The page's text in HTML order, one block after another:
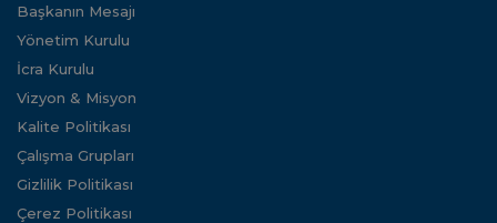
Başkanın Mesajı
Yönetim Kurulu
İcra Kurulu
Vizyon & Misyon
Kalite Politikası
Çalışma Grupları
Gizlilik Politikası
Çerez Politikası